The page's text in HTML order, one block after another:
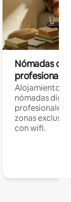
Nómadas
Alojamientos
nómadas
profesionales
zonas
con wifi.